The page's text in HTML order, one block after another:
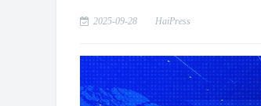
2025-09-28 HaiPress